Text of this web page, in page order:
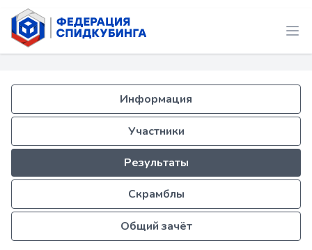
Информация
Участники
Результаты
Скрамблы
Общий зачёт